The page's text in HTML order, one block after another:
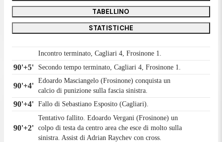
TABELLINO
STATISTICHE
Incontro terminato, Cagliari 4, Frosinone 1.
90'+5' Secondo tempo terminato, Cagliari 4, Frosinone 1.
90'+4'
Edoardo Masciangelo (Frosinone) conquista un
calcio di punizione sulla fascia sinistra.
90'+4' Fallo di Sebastiano Esposito (Cagliari).
90'+2'
Tentativo fallito. Edoardo Vergani (Frosinone) un
colpo di testa da centro area che esce di molto sulla
sinistra. Assist di Adrian Raychev con cross.